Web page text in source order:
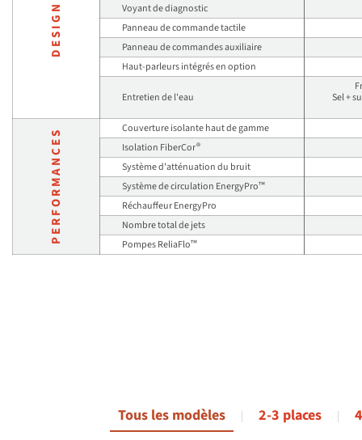
DESIGN
Voyant de diagnostic
Panneau de commande tactile
Panneau de commandes auxiliaire
Haut-parleurs intégrés en option
Entretien de l'eau
Sel +
PERFORMANCES
Couverture isolante haut de gamme
Isolation FiberCor®
Système d'atténuation du bruit
Système de circulation EnergyPro™
Réchauffeur EnergyPro
Nombre total de jets
Pompes ReliaFlo™
Tous les modèles 2-3 places